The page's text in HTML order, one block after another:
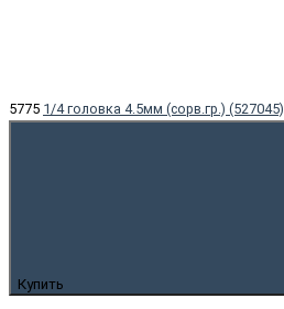
5775 1/4 головка 4.5мм (сорв.гр.) (527045)
Купить